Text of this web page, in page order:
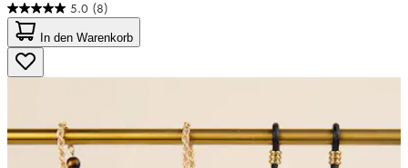
5.0 (8)
5.0
von
5
Sternen.
8
In den Warenkorb